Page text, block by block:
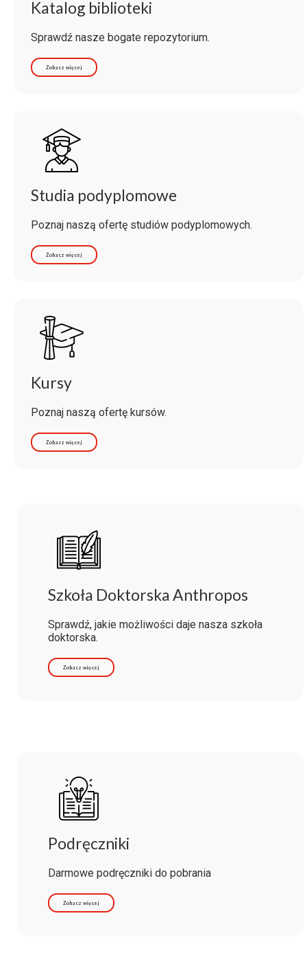
Katalog biblioteki
Sprawdź nasze bogate repozytorium.
Zobacz więcej
Studia podyplomowe
Poznaj naszą ofertę studiów podyplomowych.
Zobacz więcej
Kursy
Poznaj naszą ofertę kursów.
Zobacz więcej
Szkoła Doktorska Anthropos
Sprawdź, jakie możliwości daje nasza szkoła
doktorska.
Zobacz więcej
Podręczniki
Darmowe podręczniki do pobrania
Zobacz więcej